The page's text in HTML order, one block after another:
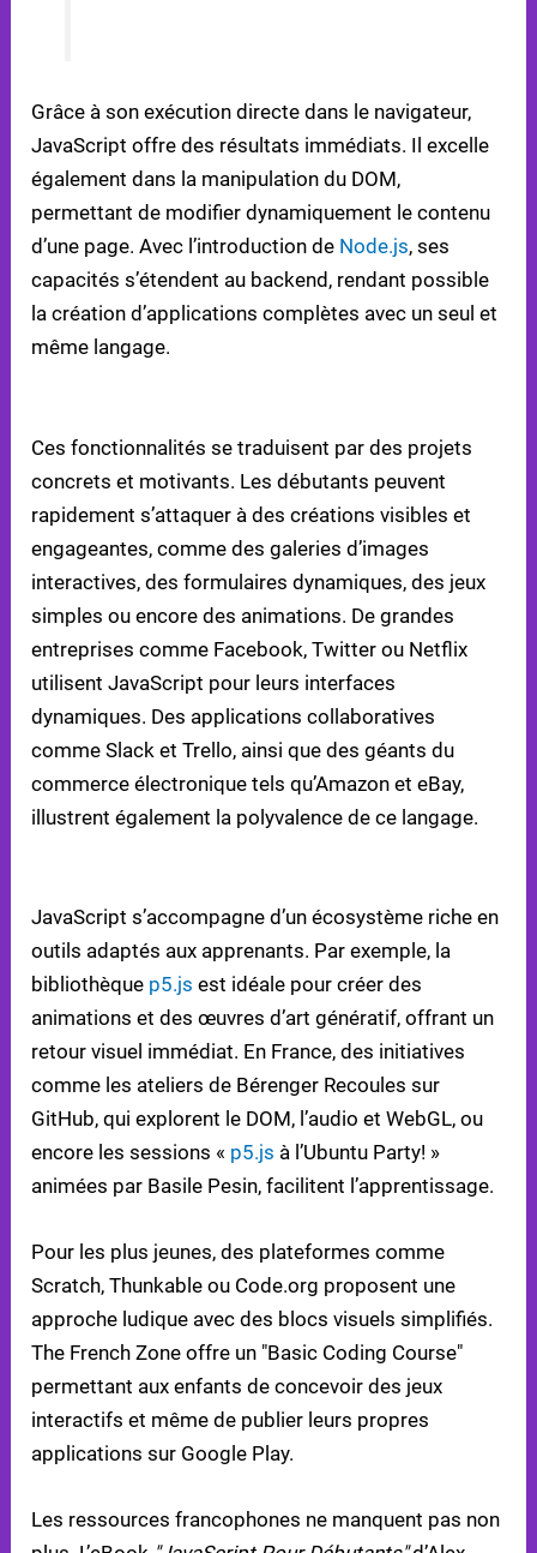
Grâce à son exécution directe dans le navigateur,
JavaScript offre des résultats immédiats. Il excelle
également dans la manipulation du DOM,
permettant de modifier dynamiquement le contenu
d’une page. Avec l’introduction de Node.js, ses
capacités s’étendent au backend, rendant possible
la création d’applications complètes avec un seul et
même langage.
Ces fonctionnalités se traduisent par des projets
concrets et motivants. Les débutants peuvent
rapidement s’attaquer à des créations visibles et
engageantes, comme des galeries d’images
interactives, des formulaires dynamiques, des jeux
simples ou encore des animations. De grandes
entreprises comme Facebook, Twitter ou Netflix
utilisent JavaScript pour leurs interfaces
dynamiques. Des applications collaboratives
comme Slack et Trello, ainsi que des géants du
commerce électronique tels qu’Amazon et eBay,
illustrent également la polyvalence de ce langage.
JavaScript s’accompagne d’un écosystème riche en
outils adaptés aux apprenants. Par exemple, la
bibliothèque p5.js est idéale pour créer des
animations et des œuvres d’art génératif, offrant un
retour visuel immédiat. En France, des initiatives
comme les ateliers de Bérenger Recoules sur
GitHub, qui explorent le DOM, l’audio et WebGL, ou
encore les sessions « p5.js à l’Ubuntu Party! »
animées par Basile Pesin, facilitent l’apprentissage.
Pour les plus jeunes, des plateformes comme
Scratch, Thunkable ou Code.org proposent une
approche ludique avec des blocs visuels simplifiés.
The French Zone offre un "Basic Coding Course"
permettant aux enfants de concevoir des jeux
interactifs et même de publier leurs propres
applications sur Google Play.
Les ressources francophones ne manquent pas non